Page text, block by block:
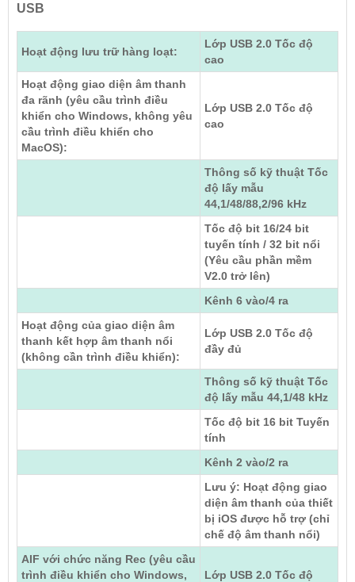
USB
Hoạt động lưu trữ hàng loạt:
Lớp USB 2.0 Tốc độ
cao
Hoạt động giao diện âm thanh
đa rãnh (yêu cầu trình điều
khiển cho Windows, không yêu
cầu trình điều khiển cho
MacOS):
Lớp USB 2.0 Tốc độ
cao
Thông số kỹ thuật Tốc
độ lấy mẫu
44,1/48/88,2/96 kHz
Tốc độ bit 16/24 bit
tuyến tính / 32 bit nổi
(Yêu cầu phần mềm
V2.0 trở lên)
Kênh 6 vào/4 ra
Hoạt động của giao diện âm
thanh kết hợp âm thanh nổi
(không cần trình điều khiển):
Lớp USB 2.0 Tốc độ
đầy đủ
Thông số kỹ thuật Tốc
độ lấy mẫu 44,1/48 kHz
Tốc độ bit 16 bit Tuyến
tính
Kênh 2 vào/2 ra
Lưu ý: Hoạt động giao
diện âm thanh của thiết
bị iOS được hỗ trợ (chỉ
chế độ âm thanh nổi)
AIF với chức năng Rec (yêu cầu
trình điều khiển cho Windows,
Lớp USB 2.0 Tốc độ